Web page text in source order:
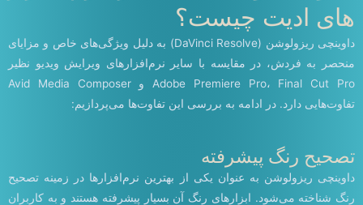
های ادیت چیست؟
داوینچی ریزولوشن (DaVinci Resolve) به دلیل ویژگی‌های خاص و مزایای
منحصر به فردش، در مقایسه با سایر نرم‌افزارهای ویرایش ویدیو نظیر
Adobe Premiere Pro، Final Cut Pro و Avid Media Composer
تفاوت‌هایی دارد. در ادامه به بررسی این تفاوت‌ها می‌پردازیم:
تصحیح رنگ پیشرفته
داوینچی ریزولوشن به عنوان یکی از بهترین نرم‌افزارها در زمینه تصحیح
رنگ شناخته می‌شود. ابزارهای رنگ آن بسیار پیشرفته هستند و به کاربران